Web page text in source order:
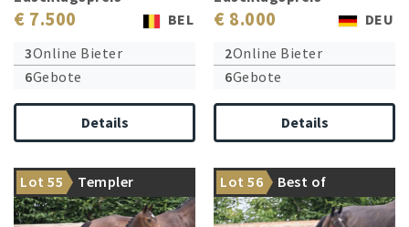
€ 7.500
BEL
3Online Bieter
6Gebote
Details
€ 8.000
DEU
2Online Bieter
6Gebote
Details
Lot 55 Templer
Internationales
Spitzendressurblut
Lot 56 Best of
Premiere des
Siegerhengstes Bon Esprit